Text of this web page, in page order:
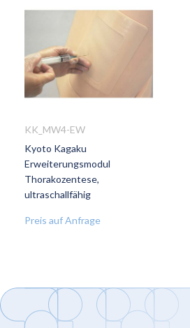
ZUR
WUNSCHLISTE
HINZUFÜGEN
KK_MW4-EW
Kyoto Kagaku
Erweiterungsmodul
Thorakozentese,
ultraschallfähig
Preis auf Anfrage